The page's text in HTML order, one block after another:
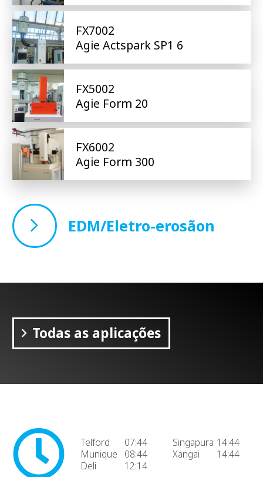
FX7002
Agie Actspark SP1 6
FX5002
Agie Form 20
FX6002
Agie Form 300
EDM/Eletro-erosãon
Todas as aplicações
Telford
07:44
Munique
08:44
Deli
12:14
Singapura 14:44
Xangai
14:44